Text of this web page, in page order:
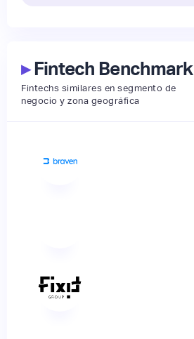
▸Fintech Benchmark
Fintechs similares en segmento de
negocio y zona geográfica